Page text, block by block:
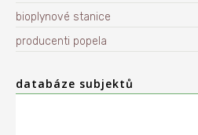
bioplynové stanice
producenti popela
databáze subjektů